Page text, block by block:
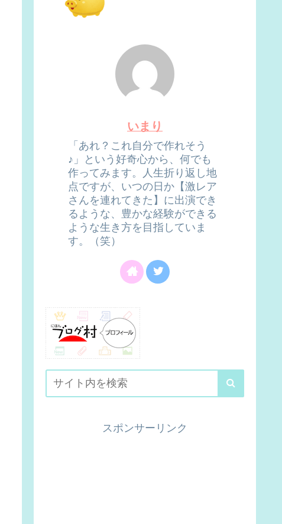
いまり
「あれ？これ自分で作れそう
♪」という好奇心から、何でも
作ってみます。人生折り返し地
点ですが、いつの日か【激レア
さんを連れてきた】に出演でき
るような、豊かな経験ができる
ような生き方を目指していま
す。（笑）
スポンサーリンク